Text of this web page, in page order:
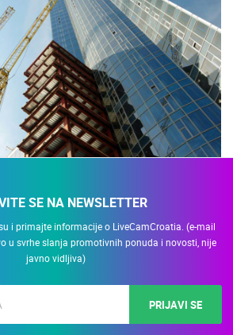
SE NA NEWSLETTER
i primajte informacije o LiveCamCroatia. (e-mail
u svrhe slanja promotivnih ponuda i novosti, nije
javno vidljiva)
PRIJAVI SE